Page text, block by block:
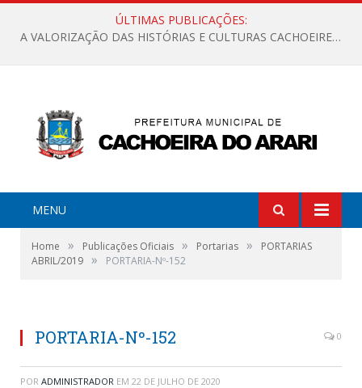
ÚLTIMAS PUBLICAÇÕES:
A VALORIZAÇÃO DAS HISTÓRIAS E CULTURAS CACHOEIRENSES
MENU
Home » Publicações Oficiais » Portarias »
PORTARIAS
ABRIL/2019 » PORTARIA-Nº-152
PORTARIA-Nº-152 0
POR ADMINISTRADOR EM 22 DE JULHO DE 2020